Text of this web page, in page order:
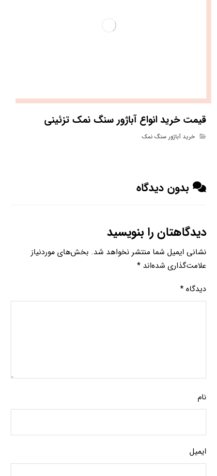
قیمت خرید انواع آباژور سنگ نمک تزئینی
خرید آباژور سنگ نمک
بدون دیدگاه
دیدگاهتان را بنویسید
نشانی ایمیل شما منتشر نخواهد شد. بخش‌های موردنیاز
علامت‌گذاری شده‌اند*
دیدگاه*
نام
ایمیل